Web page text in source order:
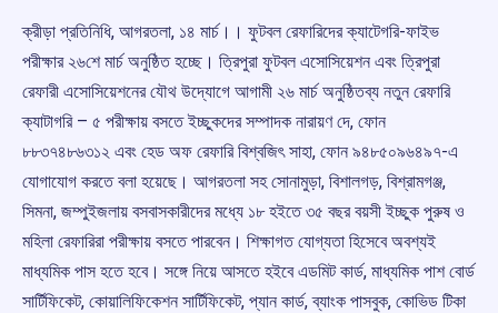
ক্রীড়া প্রতিনিধি, আগরতলা, ১৪ মার্চ।। ফুটবল রেফারিদের ক্যাটেগরি-ফাইভ
পরীক্ষার ২৬শে মার্চ অনুষ্ঠিত হচ্ছে। ত্রিপুরা ফুটবল এসোসিয়েশন এবং ত্রিপুরা
রেফারী এসোসিয়েশনের যৌথ উদ্যোগে আগামী ২৬ মার্চ অনুষ্ঠিতব্য নতুন রেফারি
ক্যাটাগরি – ৫ পরীক্ষায় বসতে ইচ্ছুকদের সম্পাদক নারায়ণ দে, ফোন
৮৮৩৭৪৮৬৩১২ এবং হেড অফ রেফারি বিশ্বজিৎ সাহা, ফোন ৯৪৮৫০৯৬৪৯৭-এ
যোগাযোগ করতে বলা হয়েছে। আগরতলা সহ সোনামুড়া, বিশালগড়, বিশ্রামগঞ্জ,
সিমনা, জম্পুইজলায় বসবাসকারীদের মধ্যে ১৮ হইতে ৩৫ বছর বয়সী ইচ্ছুক পুরুষ ও
মহিলা রেফারিরা পরীক্ষায় বসতে পারবেন। শিক্ষাগত যোগ্যতা হিসেবে অবশ্যই
মাধ্যমিক পাস হতে হবে। সঙ্গে নিয়ে আসতে হইবে এডমিট কার্ড, মাধ্যমিক পাশ বোর্ড
সার্টিফিকেট, কোয়ালিফিকেশন সার্টিফিকেট, প্যান কার্ড, ব্যাংক পাসবুক, কোভিড টিকা